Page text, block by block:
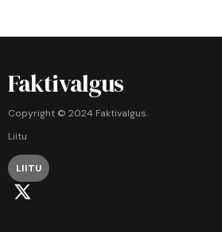
Faktivalgus
Copyright © 2024 Faktivalgus.
Liitu
LIITU